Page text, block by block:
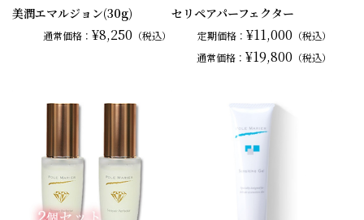
美潤エマルジョン(30g)
通常価格：¥8,250 （税込）
セリペアパーフェクター
定期価格： ¥11,000 （税込）
通常価格： ¥19,800 （税込）